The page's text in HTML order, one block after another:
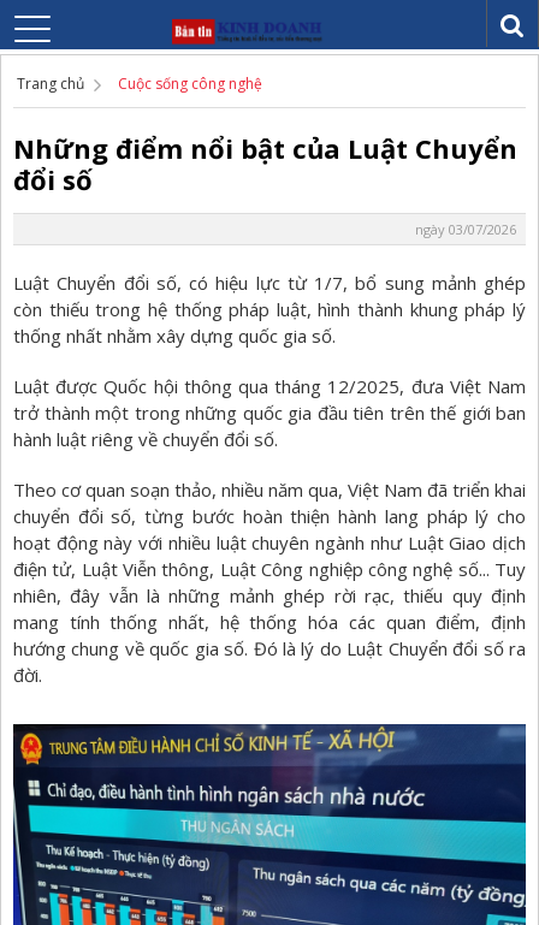
Trang chủ Cuộc sống công nghệ
Những điểm nổi bật của Luật Chuyển
đổi số
ngày 03/07/2026
Luật Chuyển đổi số, có hiệu lực từ 1/7, bổ sung mảnh ghép
còn thiếu trong hệ thống pháp luật, hình thành khung pháp lý
thống nhất nhằm xây dựng quốc gia số.
Luật được Quốc hội thông qua tháng 12/2025, đưa Việt Nam
trở thành một trong những quốc gia đầu tiên trên thế giới ban
hành luật riêng về chuyển đổi số.
Theo cơ quan soạn thảo, nhiều năm qua, Việt Nam đã triển khai
chuyển đổi số, từng bước hoàn thiện hành lang pháp lý cho
hoạt động này với nhiều luật chuyên ngành như Luật Giao dịch
điện tử, Luật Viễn thông, Luật Công nghiệp công nghệ số... Tuy
nhiên, đây vẫn là những mảnh ghép rời rạc, thiếu quy định
mang tính thống nhất, hệ thống hóa các quan điểm, định
hướng chung về quốc gia số. Đó là lý do Luật Chuyển đổi số ra
đời.